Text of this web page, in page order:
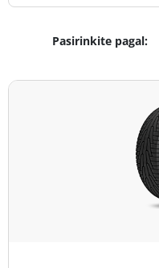
Padangos tipas
Visi tipai (2)
Visi sezonai (0)
Pasirinkite pagal: